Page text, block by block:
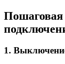
Пошаговая
1.